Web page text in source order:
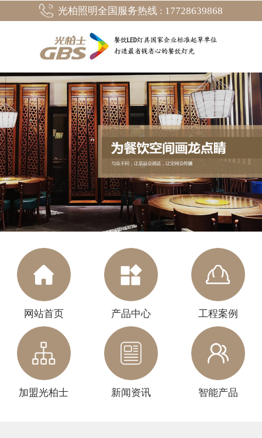
光柏照明全国服务热线 : 17728639868
网站首页 产品中心 工程案例
加盟光柏士 新闻资讯 智能产品